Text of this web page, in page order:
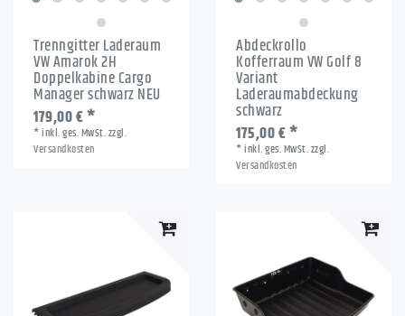
Trenngitter Laderaum
VW Amarok 2H
Doppelkabine Cargo
Manager schwarz NEU
179,00 € *
*inkl. ges. MwSt.zzgl.
Versandkosten
Abdeckrollo
Kofferraum VW Golf 8
Variant
Laderaumabdeckung
schwarz
175,00 € *
*inkl. ges. MwSt.zzgl.
Versandkosten